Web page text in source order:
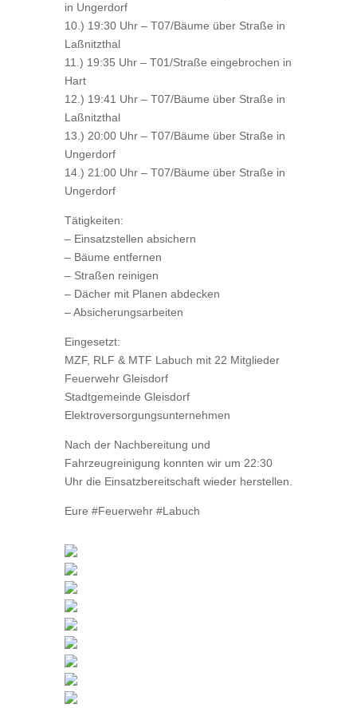
in Ungerdorf
10.) 19:30 Uhr – T07/Bäume über Straße in
Laßnitzthal
11.) 19:35 Uhr – T01/Straße eingebrochen in
Hart
12.) 19:41 Uhr – T07/Bäume über Straße in
Laßnitzthal
13.) 20:00 Uhr – T07/Bäume über Straße in
Ungerdorf
14.) 21:00 Uhr – T07/Bäume über Straße in
Ungerdorf
Tätigkeiten:
– Einsatzstellen absichern
– ⁠Bäume entfernen
– ⁠Straßen reinigen
– ⁠Dächer mit Planen abdecken
– ⁠Absicherungsarbeiten
Eingesetzt:
MZF, RLF & MTF Labuch mit 22 Mitglieder
Feuerwehr Gleisdorf
Stadtgemeinde Gleisdorf
Elektroversorgungsunternehmen
Nach der Nachbereitung und
Fahrzeugreinigung konnten wir um 22:30
Uhr die Einsatzbereitschaft wieder herstellen.
Eure #Feuerwehr #Labuch